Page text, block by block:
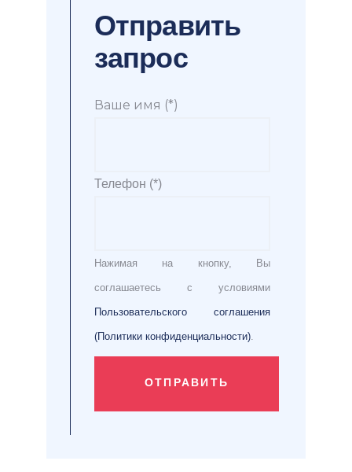
Отправить
запрос
Ваше имя (*)
Телефон (*)
Нажимая на кнопку, Вы
соглашаетесь с условиями
Пользовательского соглашения
(Политики конфиденциальности).
ОТПРАВИТЬ